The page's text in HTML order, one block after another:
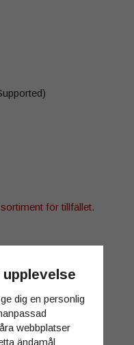
för tillfället.
dig en personlig
webbplatser
ändamål